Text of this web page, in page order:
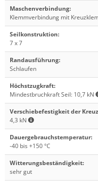
Maschenverbindung:
Klemmverbindung mit
Seilkonstruktion:
7 x 7
Randausführung:
Schlaufen
Höchstzugkraft:
Mindestbruchkraft Seil: 10,7 kN
Verschiebefestigkeit der
4,3 kN
Dauergebrauchstemperatur:
-40 bis +150 °C
Witterungsbeständigkeit:
sehr gut